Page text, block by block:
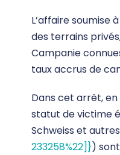
L’affaire soumise
des terrains
Campanie
taux accrus de
Dans cet arrêt,
statut de victime
Schweiss et
233258%22]})